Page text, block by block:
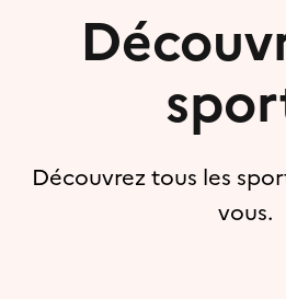
Découvrez tous les
vous.